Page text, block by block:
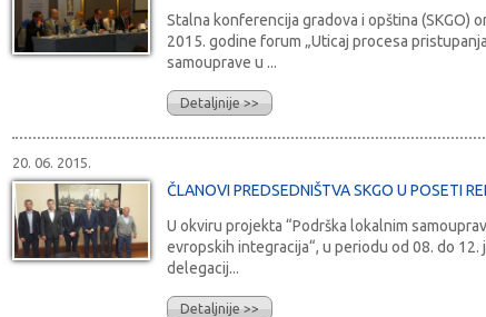
Stalna konferencija gradova i opština (SKGO)
2015. godine forum „Uticaj procesa
samouprave u ...
Detaljnije >>
20. 06. 2015.
ČLANOVI PREDSEDNIŠTVA SKGO U POSETI
U okviru projekta “Podrška lokalnim
evropskih integracija“, u periodu od 08. do 12.
delegacij...
Detaljnije >>